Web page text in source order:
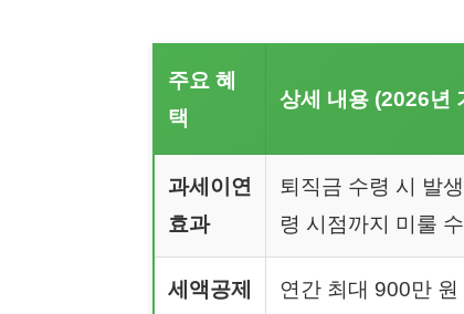
주요 혜
택
상세 내용 (2026년
과세이연
효과
퇴직금 수령 시 발
령 시점까지 미룰
세액공제
연간 최대 900만